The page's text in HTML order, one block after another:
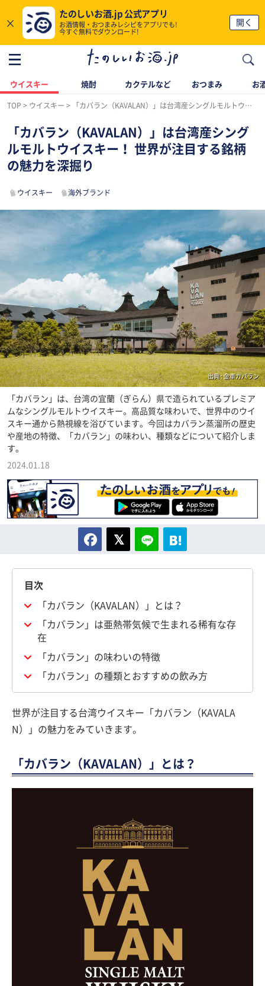
×
たのしいお酒.jp 公式アプリ
お酒情報・おつまみレシピをアプリでも!
今すぐ無料でダウンロード!
開く
ウイスキー 焼酎 カクテルなど おつまみ お
TOP ウイスキー 「カバラン（KAVALAN）」は台湾産シングルモルトウイスキー！ 世界が注目する銘柄の魅力を深掘り
「カバラン（KAVALAN）」は台湾産シング
ルモルトウイスキー！ 世界が注目する銘柄
の魅力を深掘り
ウイスキー 海外ブランド
出典 : 金車カバラン
「カバラン」は、台湾の宜蘭（ぎらん）県で造られているプレミア
ムなシングルモルトウイスキー。高品質な味わいで、世界中のウイ
スキー通から熱視線を浴びています。今回はカバラン蒸溜所の歴史
や産地の特徴、「カバラン」の味わい、種類などについて紹介しま
す。
2024.01.18
目次
「カバラン（KAVALAN）」とは？
「カバラン」は亜熱帯気候で生まれる稀有な存
在
「カバラン」の味わいの特徴
「カバラン」の種類とおすすめの飲み方
世界が注目する台湾ウイスキー「カバラン（KAVALA
N）」の魅力をみていきます。
「カバラン（KAVALAN）」とは？